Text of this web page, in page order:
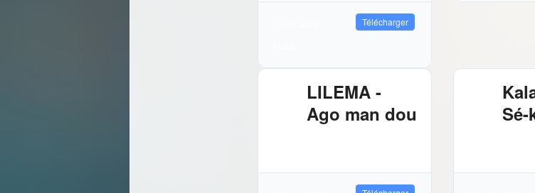
Télécharger
LILEMA -
Ago man dou
Sé-